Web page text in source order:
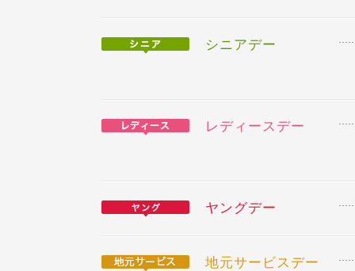
シニアデー
レディースデー
ヤングデー
地元サービスデー